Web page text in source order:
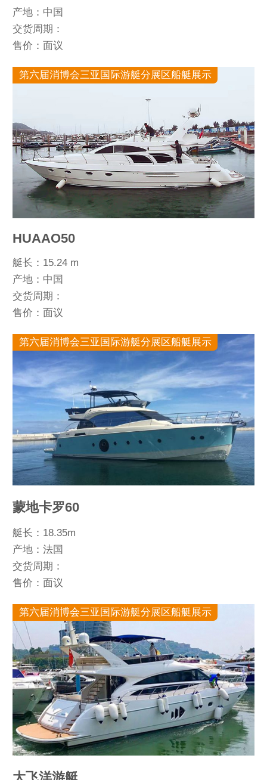
产地：中国
交货周期：
售价：面议
第六届消博会三亚国际游艇分展区船艇展示
HUAAO50
艇长：15.24 m
产地：中国
交货周期：
售价：面议
第六届消博会三亚国际游艇分展区船艇展示
蒙地卡罗60
艇长：18.35m
产地：法国
交货周期：
售价：面议
第六届消博会三亚国际游艇分展区船艇展示